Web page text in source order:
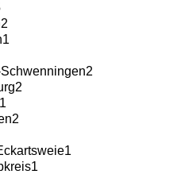
2
1
2
2
1
2
1
1